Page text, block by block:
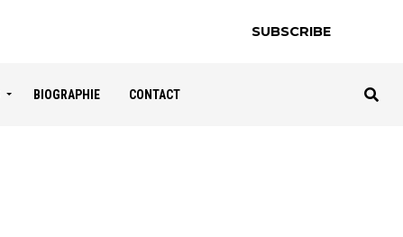
SUBSCRIBE
BIOGRAPHIE CONTACT